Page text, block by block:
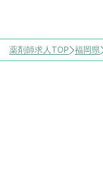
薬剤師求人TOP 福岡県